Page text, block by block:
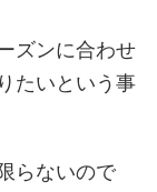
ズンに合わせ
たいという事
らないので